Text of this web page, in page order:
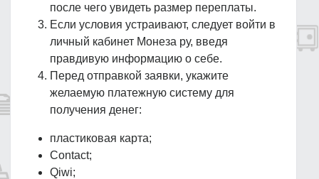
после чего увидеть размер переплаты.
Если условия устраивают, следует войти в
личный кабинет Монеза ру, введя
правдивую информацию о себе.
Перед отправкой заявки, укажите
желаемую платежную систему для
получения денег:
пластиковая карта;
Contact;
Qiwi;